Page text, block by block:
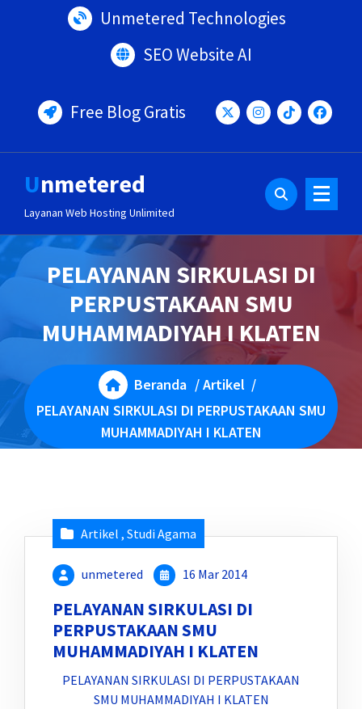
Unmetered Technologies
SEO Website AI
Free Blog Gratis
Unmetered
Layanan Web Hosting Unlimited
PELAYANAN SIRKULASI DI
PERPUSTAKAAN SMU
MUHAMMADIYAH I KLATEN
Beranda /Artikel /
PELAYANAN SIRKULASI DI PERPUSTAKAAN SMU
MUHAMMADIYAH I KLATEN
Artikel , Studi Agama
unmetered 16 Mar 2014
PELAYANAN SIRKULASI DI
PERPUSTAKAAN SMU
MUHAMMADIYAH I KLATEN
PELAYANAN SIRKULASI DI PERPUSTAKAAN
SMU MUHAMMADIYAH I KLATEN